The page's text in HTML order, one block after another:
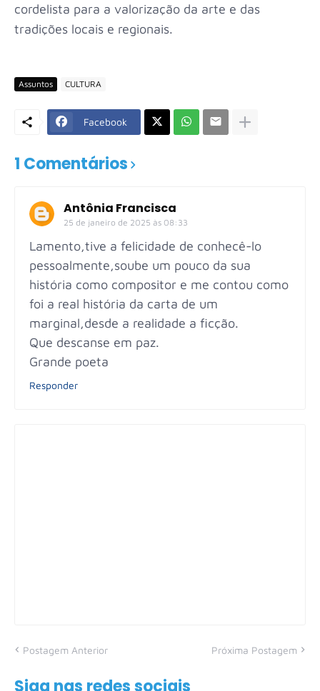
cordelista para a valorização da arte e das
tradições locais e regionais.
Assuntos CULTURA
Facebook
1 Comentários
Antônia Francisca
25 de janeiro de 2025 às 08:33
Lamento,tive a felicidade de conhecê-lo
pessoalmente,soube um pouco da sua
história como compositor e me contou como
foi a real história da carta de um
marginal,desde a realidade a ficção.
Que descanse em paz.
Grande poeta
Responder
Postagem Anterior Próxima Postagem
Siga nas redes sociais